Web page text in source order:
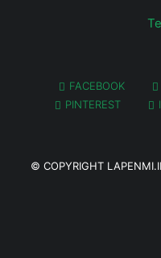
FACEBOOK
PINTEREST
© COPYRIGHT